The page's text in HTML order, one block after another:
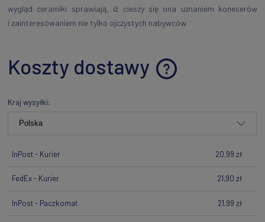
wygląd ceramiki sprawiają, iż cieszy się ona uznaniem koneserów
i zainteresowaniem nie tylko ojczystych nabywców.
Koszty dostawy
Cena nie zawiera ewentualnych kosztów płatności
Kraj wysyłki:
InPost - Kurier 20,99 zł
FedEx - Kurier 21,90 zł
InPost - Paczkomat 21,99 zł